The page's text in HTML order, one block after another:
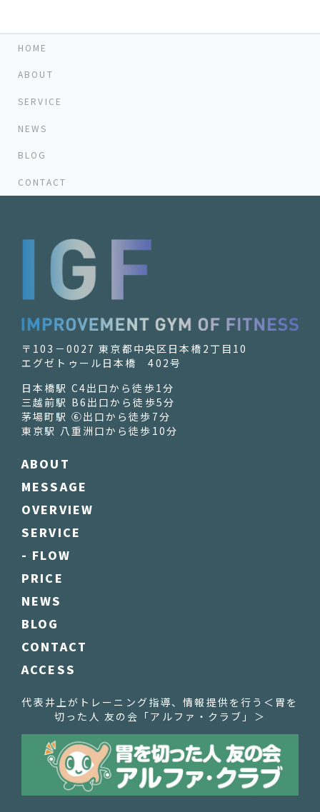
HOME
ABOUT
SERVICE
NEWS
BLOG
CONTACT
〒103－0027 東京都中央区日本橋2丁目10
エグゼトゥール日本橋 402号
日本橋駅 C4出口から徒歩1分
三越前駅 B6出口から徒歩5分
茅場町駅 ⑥出口から徒歩7分
東京駅 八重洲口から徒歩10分
ABOUT
MESSAGE
OVERVIEW
SERVICE
- FLOW
PRICE
NEWS
BLOG
CONTACT
ACCESS
代表井上がトレーニング指導、情報提供を行う ＜胃を
切った人 友の会「アルファ・クラブ」＞